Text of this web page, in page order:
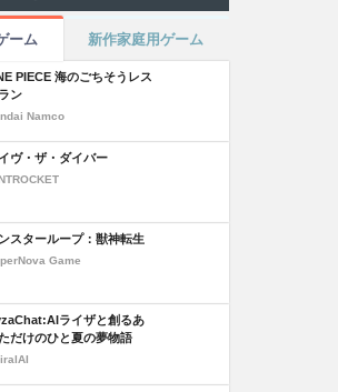
ーム 新作家庭用ゲーム
PIECE 海のごちそうレス
ン
Namco
ヴ・ザ・ダイバー
スターループ：獣神転生
Game
ライザと創るあ
だけのひと夏の夢物語